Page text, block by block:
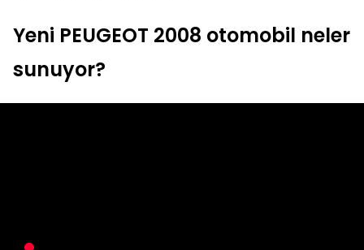
Yeni PEUGEOT 2008 otomobil neler
sunuyor?